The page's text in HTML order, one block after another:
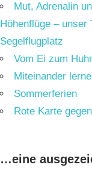
Mut, Adrenalin
Höhenflüge – unser
Segelflugplatz
Vom Ei zum
Miteinander
Sommerferien
Rote Karte
…eine